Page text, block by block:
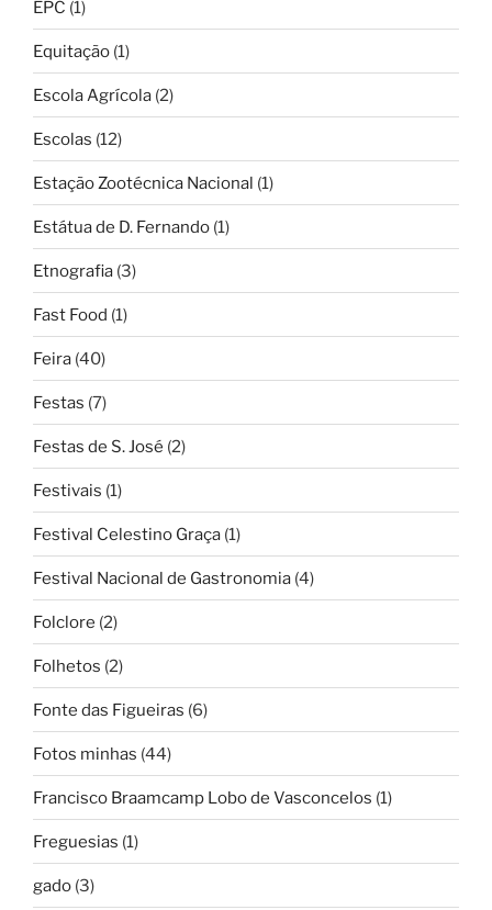
EPC (1)
Equitação (1)
Escola Agrícola (2)
Escolas (12)
Estação Zootécnica Nacional (1)
Estátua de D. Fernando (1)
Etnografia (3)
Fast Food (1)
Feira (40)
Festas (7)
Festas de S. José (2)
Festivais (1)
Festival Celestino Graça (1)
Festival Nacional de Gastronomia (4)
Folclore (2)
Folhetos (2)
Fonte das Figueiras (6)
Fotos minhas (44)
Francisco Braamcamp Lobo de Vasconcelos (1)
Freguesias (1)
gado (3)